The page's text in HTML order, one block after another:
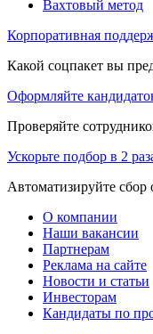
Вахтовый метод
Корпоративная
Какой соцпакет вы
Оформляйте
Проверяйте
Ускорьте подбор в 2
Автоматизируйте сбор
О компании
Наши вакансии
Партнерам
Реклама на сайте
Новости и статьи
Инвесторам
Кандидаты по